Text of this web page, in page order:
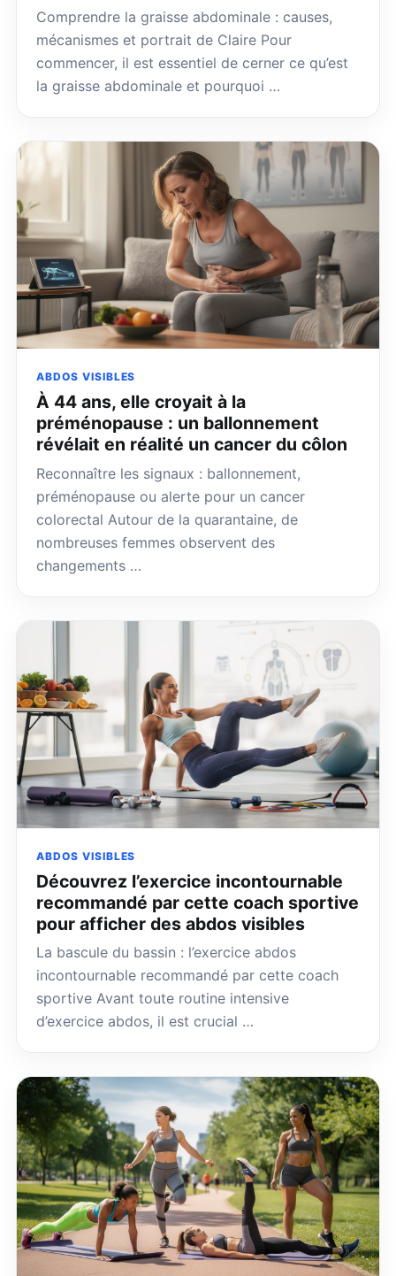
Comprendre la graisse abdominale : causes,
mécanismes et portrait de Claire Pour
commencer, il est essentiel de cerner ce qu’est
la graisse abdominale et pourquoi …
ABDOS VISIBLES
À 44 ans, elle croyait à la
préménopause : un ballonnement
révélait en réalité un cancer du côlon
Reconnaître les signaux : ballonnement,
préménopause ou alerte pour un cancer
colorectal Autour de la quarantaine, de
nombreuses femmes observent des
changements …
ABDOS VISIBLES
Découvrez l’exercice incontournable
recommandé par cette coach sportive
pour afficher des abdos visibles
La bascule du bassin : l’exercice abdos
incontournable recommandé par cette coach
sportive Avant toute routine intensive
d’exercice abdos, il est crucial …